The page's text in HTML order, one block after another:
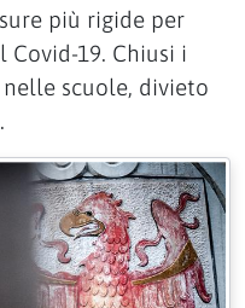
più rigide per
19. Chiusi i
scuole, divieto